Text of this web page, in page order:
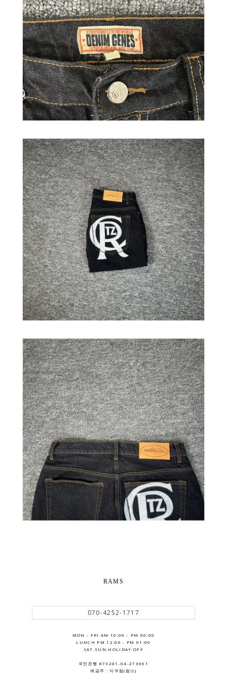
RAMS
070-4252-1717
MON - FRI AM 10:00 - PM 06:00
LUNCH PM 12:00 - PM 01:00
SAT.SUN.HOLIDAY OFF
국민은행 873201-04-273061
예금주 : 이우람(람스)